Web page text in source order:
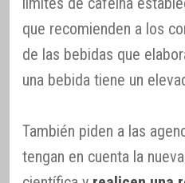
que recomienden a los
de las bebidas que
una bebida tiene un
También piden a las
tengan en cuenta la